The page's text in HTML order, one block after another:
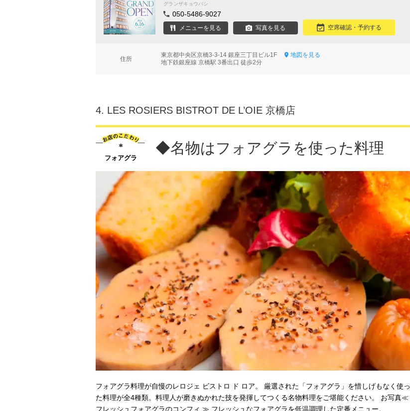
グランザキョウバシ
050-5486-9027
メニューを見る 写真を見る 空席確認・予約する
住所
東京都中央区京橋3-3-14 銀座三丁目ビル1F
地図を見る
地下鉄銀座線 京橋駅 3番出口 徒歩2分
4. LES ROSIERS BISTROT DE L’OIE 京橋店
フォアグラ
◆名物はフォアグラを使った料理
フォアグラ料理が自慢のレロジェ ビストロ ド ロア。 厳選された「フォアグラ」を惜しげもなく使っ
た料理が全4種類。料理人が磨きぬかれた技を発揮してつくる名物料理をご堪能ください。 お写真≪
フレッシュフォアグラのコンフィ ≫ フレッシュなフォアグラを低温調理した定番メニュー。